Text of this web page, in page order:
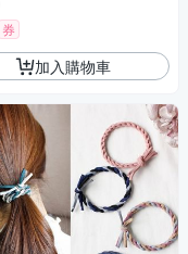
券
加入購物車